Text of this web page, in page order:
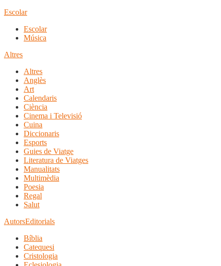
Escolar
Escolar
Música
Altres
Altres
Anglès
Art
Calendaris
Ciència
Cinema i Televisió
Cuina
Diccionaris
Esports
Guies de Viatge
Literatura de Viatges
Manualitats
Multimèdia
Poesia
Regal
Salut
AutorsEditorials
Bíblia
Catequesi
Cristologia